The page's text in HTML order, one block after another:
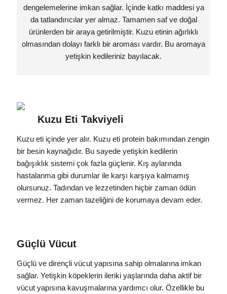
dengelemelerine imkan sağlar. İçinde katkı maddesi ya
da tatlandırıcılar yer almaz. Tamamen saf ve doğal
ürünlerden bir araya getirilmiştir. Kuzu etinin ağırlıklı
olmasından dolayı farklı bir aroması vardır. Bu aromaya
yetişkin kedileriniz bayılacak.
Kuzu Eti Takviyeli
Kuzu eti içinde yer alır. Kuzu eti protein bakımından zengin
bir besin kaynağıdır. Bu sayede yetişkin kedilerin
bağışıklık sistemi çok fazla güçlenir. Kış aylarında
hastalanma gibi durumlar ile karşı karşıya kalmamış
olursunuz. Tadından ve lezzetinden hiçbir zaman ödün
vermez. Her zaman tazeliğini de korumaya devam eder.
Güçlü Vücut
Güçlü ve dirençli vücut yapısına sahip olmalarına imkan
sağlar. Yetişkin köpeklerin ileriki yaşlarında daha aktif bir
vücut yapısına kavuşmalarına yardımcı olur. Özellikle bu